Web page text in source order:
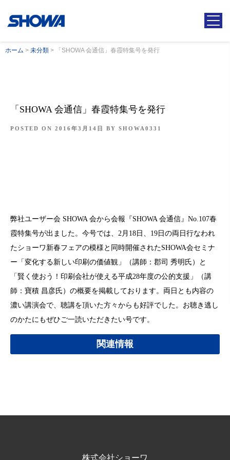
ホーム > 未分類 > 「SHOWA 会通信」春霞特集号を発行
「SHOWA 会通信」春霞特集号を発行
POSTED ON 2016年3月14日 BY SHOWA0331
弊社ユーザー会 SHOWA 会から会報『SHOWA 会通信』No.107春
霞特集号が出ました。今号では、2月18日、19日の両日行なわれ
たショーワ新春フェアの模様と同時開催されたSHOWA会セミナ
ー「変化する新しい印刷の価値観」（講師：郡司 秀明氏）と
「賢く使おう！印刷会社が使える平成28年度の公的支援」（講
師：寶積 昌彦氏）の概要を掲載しております。両日とも内容の
濃い講演会で、聴講を頂いた方々からも好評でした。お聴き逃し
のかたにもぜひご一読いただきたい号です。
関連情報
株式会社ショーワ